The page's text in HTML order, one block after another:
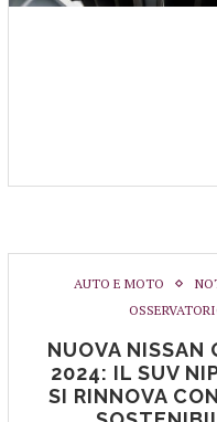
AUTO E MOTO
NUOVA NISSAN
2024: IL SUV
SI RINNOVA